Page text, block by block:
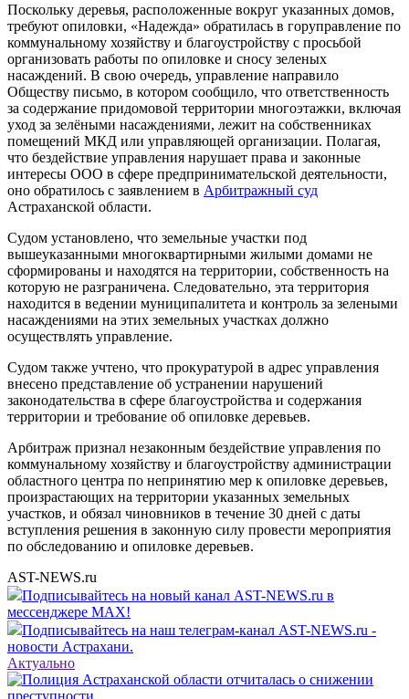
Поскольку деревья, расположенные вокруг указанных домов,
требуют опиловки, «Надежда» обратилась в горуправление по
коммунальному хозяйству и благоустройству с просьбой
организовать работы по опиловке и сносу зеленых
насаждений. В свою очередь, управление направило
Обществу письмо, в котором сообщило, что ответственность
за содержание придомовой территории многоэтажки, включая
уход за зелёными насаждениями, лежит на собственниках
помещений МКД или управляющей организации. Полагая,
что бездействие управления нарушает права и законные
интересы ООО в сфере предпринимательской деятельности,
оно обратилось с заявлением в Арбитражный суд
Астраханской области.
Судом установлено, что земельные участки под
вышеуказанными многоквартирными жилыми домами не
сформированы и находятся на территории, собственность на
которую не разграничена. Следовательно, эта территория
находится в ведении муниципалитета и контроль за зелеными
насаждениями на этих земельных участках должно
осуществлять управление.
Судом также учтено, что прокуратурой в адрес управления
внесено представление об устранении нарушений
законодательства в сфере благоустройства и содержания
территории и требование об опиловке деревьев.
Арбитраж признал незаконным бездействие управления по
коммунальному хозяйству и благоустройству администрации
областного центра по непринятию мер к опиловке деревьев,
произрастающих на территории указанных земельных
участков, и обязал чиновников в течение 30 дней с даты
вступления решения в законную силу провести мероприятия
по обследованию и опиловке деревьев.
AST-NEWS.ru
Подписывайтесь на новый канал AST-NEWS.ru в
мессенджере MAX!
Подписывайтесь на наш телеграм-канал AST-NEWS.ru -
новости Астрахани.
Актуально